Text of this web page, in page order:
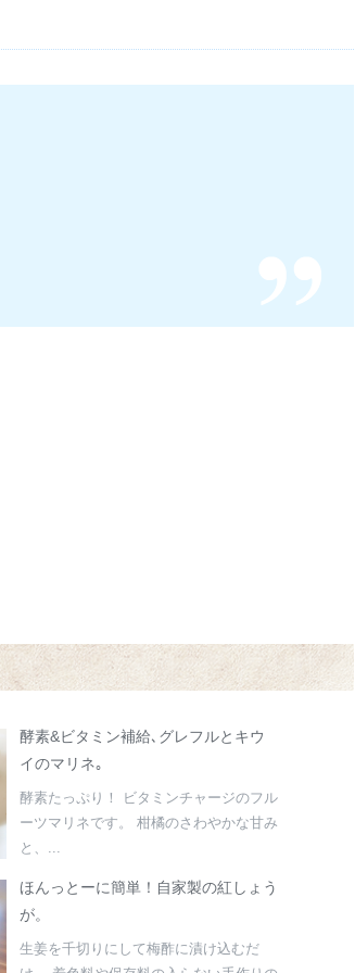
酵素&ビタミン補給､グレフルとキウ
イのマリネ｡
酵素たっぷり！ ビタミンチャージのフル
ーツマリネです。 柑橘のさわやかな甘み
と、...
ほんっとーに簡単！自家製の紅しょう
が。
生姜を千切りにして梅酢に漬け込むだ